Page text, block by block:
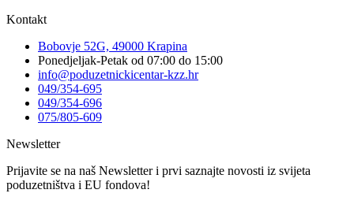
Kontakt
Bobovje 52G, 49000 Krapina
Ponedjeljak-Petak od 07:00 do 15:00
info@poduzetnickicentar-kzz.hr
049/354-695
049/354-696
075/805-609
Newsletter
Prijavite se na naš Newsletter i prvi saznajte novosti iz svijeta
poduzetništva i EU fondova!